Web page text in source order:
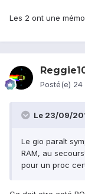
Les 2 ont une
Posté(e) 24
Le 23/09/
Le gio paraît
RAM, au
pour un proc